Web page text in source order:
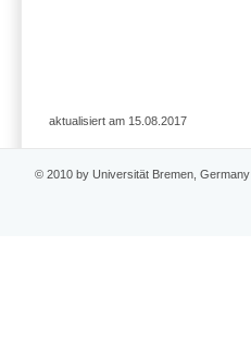
aktualisiert am 15.08.2017
© 2010 by Universität Bremen, Germany